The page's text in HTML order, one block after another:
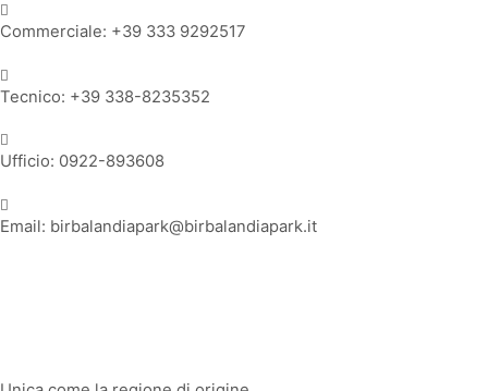
Commerciale: +39 333 9292517
Tecnico: +39 338-8235352
Ufficio: 0922-893608
Email: birbalandiapark@birbalandiapark.it